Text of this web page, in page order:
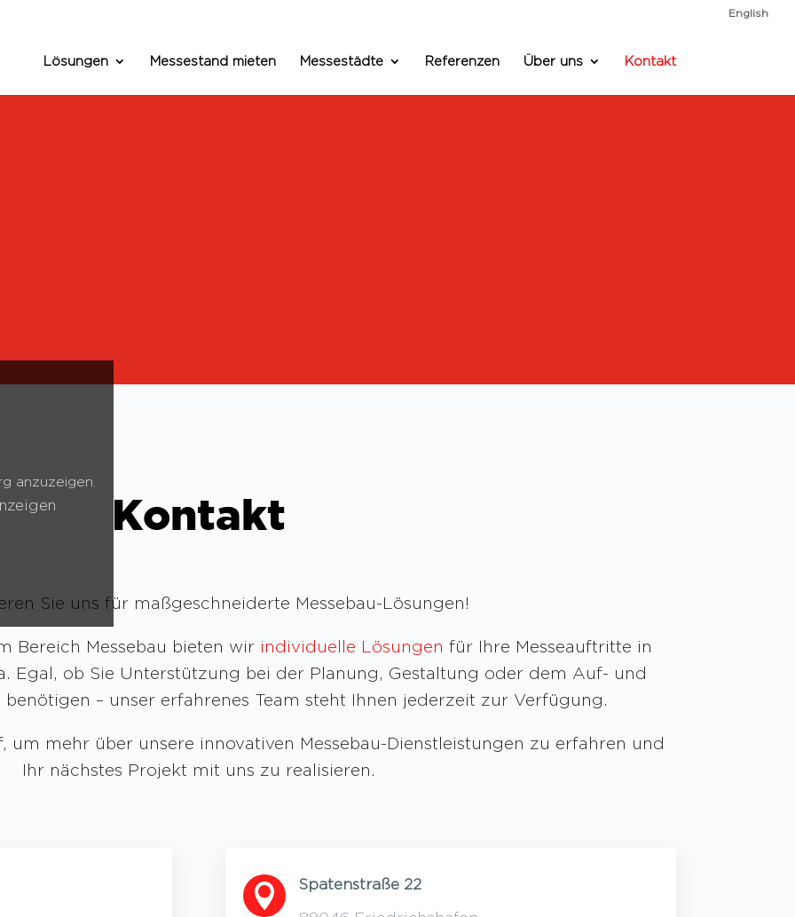
English
Lösungen Messestand mieten Messestädte Referenzen Über uns Kontakt
anzuzeigen.
Kontakt
Sie uns für maßgeschneiderte Messebau-Lösungen!
Bereich Messebau bieten wir individuelle Lösungen für Ihre Messeauftritte in
Egal, ob Sie Unterstützung bei der Planung, Gestaltung oder dem Auf- und
benötigen – unser erfahrenes Team steht Ihnen jederzeit zur Verfügung.
um mehr über unsere innovativen Messebau-Dienstleistungen zu erfahren und
Ihr nächstes Projekt mit uns zu realisieren.
 Spatenstraße 22